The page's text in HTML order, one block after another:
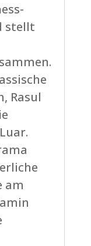
stellt
Rasul
am